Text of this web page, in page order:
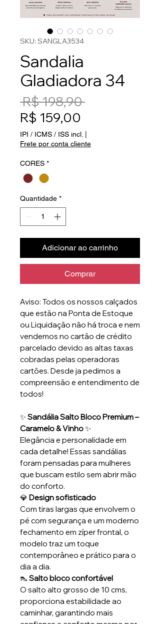
SKU: SANGLA3534
Sandalia
Gladiadora 34
R$ 198,90 Preço normal
R$ 159,00
IPI / ICMS / ISS incl.
Frete por conta cliente
CORES *
Quantidade *
Adicionar ao carrinho
Comprar
Aviso: Todos os nossos calçados
que estão na Ponta de Estoque
ou Liquidação não há troca e nem
vendemos no cartão de crédito
parcelado devido as altas taxas
cobradas pelas operadoras
cartões. Desde ja pedimos a
compreensão e entendimento de
todos!
✨Sandália Salto Bloco Premium –
Caramelo & Vinho✨
Elegância e personalidade em
cada detalhe! Essas sandálias
foram pensadas para mulheres
que buscam estilo sem abrir mão
do conforto.
💎 Design sofisticado
Com tiras largas que envolvem o
pé com segurança e um moderno
fechamento em zíper frontal, o
modelo traz um toque
contemporâneo e prático para o
dia a dia.
👠 Salto bloco confortável
O salto alto grosso de 10 cms,
proporciona estabilidade ao
caminhar, garantindo mais